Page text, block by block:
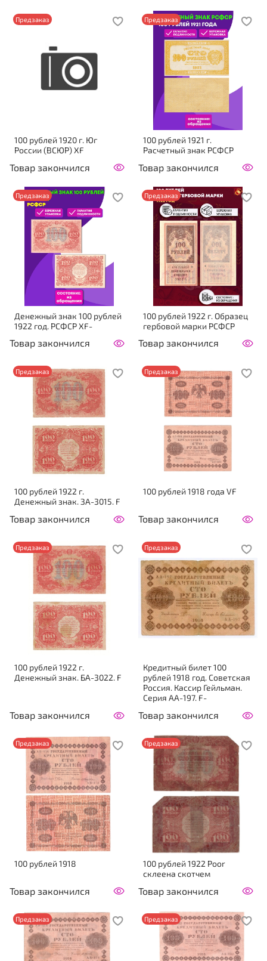
Предзаказ
100 рублей 1920 г. Юг
России (ВСЮР) XF
Товар закончился
Предзаказ
100 рублей 1921 г.
Расчетный знак РСФСР
Товар закончился
Предзаказ
Денежный знак 100 рублей
1922 год. РСФСР XF-
Товар закончился
Предзаказ
100 рублей 1922 г. Образец
гербовой марки РСФСР
Товар закончился
Предзаказ
100 рублей 1922 г.
Денежный знак. ЗА-3015. F
Товар закончился
Предзаказ
100 рублей 1918 года VF
Товар закончился
Предзаказ
100 рублей 1922 г.
Денежный знак. БА-3022. F
Товар закончился
Предзаказ
Кредитный билет 100
рублей 1918 год. Советская
Россия. Кассир Гейльман.
Серия АА-197. F-
Товар закончился
Предзаказ
100 рублей 1918
Товар закончился
Предзаказ
100 рублей 1922 Poor
склеена скотчем
Товар закончился
Предзаказ Предзаказ